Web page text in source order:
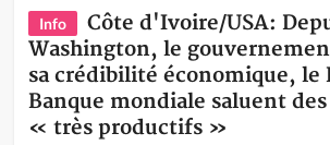
Info
Côte d'Ivoire/USA:
Washington, le
sa crédibilité économique, le
Banque mondiale saluent
« très productifs »